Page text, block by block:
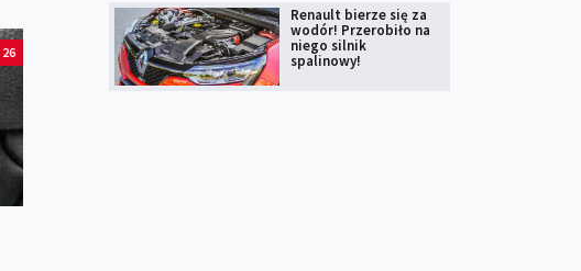
26
Renault bierze się za
wodór! Przerobiło na
niego silnik
spalinowy!